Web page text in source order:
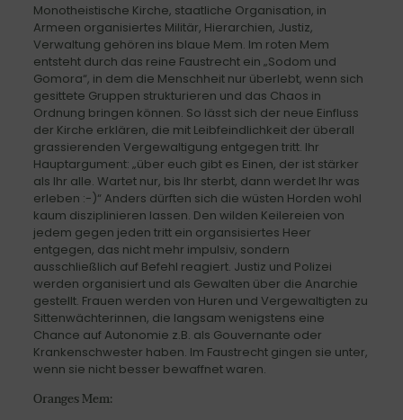
Monotheistische Kirche, staatliche Organisation, in
Armeen organisiertes Militär, Hierarchien, Justiz,
Verwaltung gehören ins blaue Mem. Im roten Mem
entsteht durch das reine Faustrecht ein „Sodom und
Gomora“, in dem die Menschheit nur überlebt, wenn sich
gesittete Gruppen strukturieren und das Chaos in
Ordnung bringen können. So lässt sich der neue Einfluss
der Kirche erklären, die mit Leibfeindlichkeit der überall
grassierenden Vergewaltigung entgegen tritt. Ihr
Hauptargument: „über euch gibt es Einen, der ist stärker
als Ihr alle. Wartet nur, bis Ihr sterbt, dann werdet Ihr was
erleben :-)“ Anders dürften sich die wüsten Horden wohl
kaum disziplinieren lassen. Den wilden Keilereien von
jedem gegen jeden tritt ein organsisiertes Heer
entgegen, das nicht mehr impulsiv, sondern
ausschließlich auf Befehl reagiert. Justiz und Polizei
werden organisiert und als Gewalten über die Anarchie
gestellt. Frauen werden von Huren und Vergewaltigten zu
Sittenwächterinnen, die langsam wenigstens eine
Chance auf Autonomie z.B. als Gouvernante oder
Krankenschwester haben. Im Faustrecht gingen sie unter,
wenn sie nicht besser bewaffnet waren.
Oranges Mem: